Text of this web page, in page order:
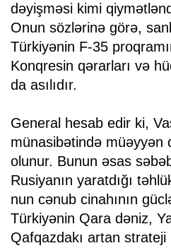
dəyişməsi kimi
Onun sözlərinə görə,
Türkiyənin F-35
Konqresin qərarları və
da asılıdır.
General hesab edir ki,
münasibətində müəyyən
olunur. Bunun əsas
Rusiyanın yaratdığı
nun cənub cinahının
Türkiyənin Qara dəniz,
Qafqazdakı artan